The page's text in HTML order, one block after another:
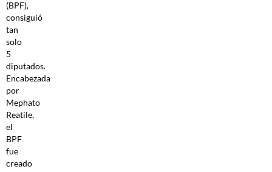
(BPF),
consiguió
tan
solo
5
diputados.
Encabezada
por
Mephato
Reatile,
el
BPF
fue
creado